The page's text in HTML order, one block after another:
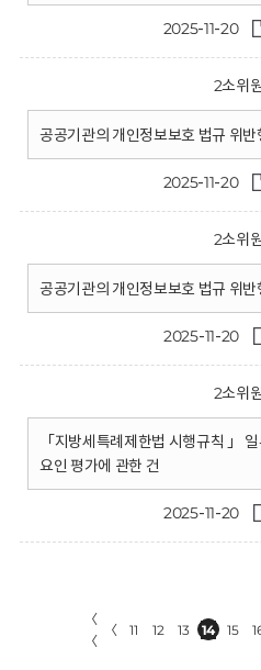
2025-11-20
2소위
공공기관의 개인정보보호 법규 위
2025-11-20
2소위
공공기관의 개인정보보호 법규 위
2025-11-20
2소위
「지방세특례제한법 시행규칙 」
요인 평가에 관한 건
2025-11-20
〈
〈
〈 11 12 13 14 15